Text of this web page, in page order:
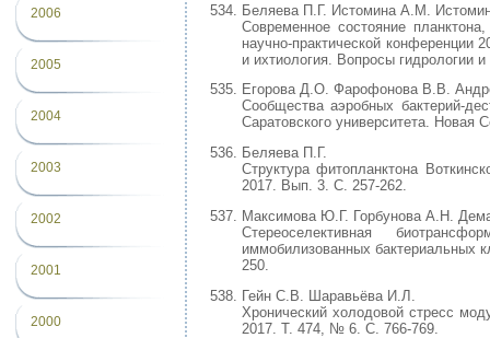
2006
2005
2004
2003
2002
2001
2000
Беляева П.Г. Истомина А.М.
Современное состояние
научно-практической
и ихтиология. Вопросы гидрологии
Егорова Д.О. Фарофонова В.В.
Сообщества аэробных бактерий-
Саратовского университета.
Беляева П.Г.
Структура фитопланктона
2017. Вып. 3. С. 257-262.
Максимова Ю.Г. Горбунова А.Н.
Стереоселективная
иммобилизованных бактериальных
250.
Гейн С.В. Шаравьёва И.Л.
Хронический холодовой стресс
2017. Т. 474, № 6. С. 766-769.